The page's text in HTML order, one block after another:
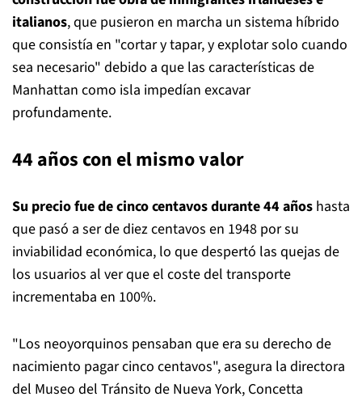
italianos, que pusieron en marcha un sistema híbrido
que consistía en "cortar y tapar, y explotar solo cuando
sea necesario" debido a que las características de
Manhattan como isla impedían excavar
profundamente.
44 años con el mismo valor
Su precio fue de cinco centavos durante 44 años hasta
que pasó a ser de diez centavos en 1948 por su
inviabilidad económica, lo que despertó las quejas de
los usuarios al ver que el coste del transporte
incrementaba en 100%.
"Los neoyorquinos pensaban que era su derecho de
nacimiento pagar cinco centavos", asegura la directora
del Museo del Tránsito de Nueva York, Concetta